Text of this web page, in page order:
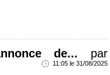
de... par
11:05 le 31/08/2025